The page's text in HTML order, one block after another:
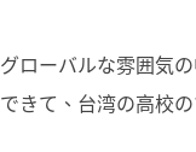
グローバルな雰囲気
できて、台湾の高校